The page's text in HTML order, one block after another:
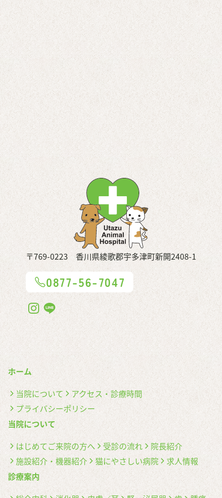
〒769-0223 香川県綾歌郡宇多津町新開2408-1
0877-56-7047
ホーム
当院について
アクセス・診療時間
プライバシーポリシー
当院について
はじめてご来院の方へ
受診の流れ
院長紹介
施設紹介・機器紹介
猫にやさしい病院
求人情報
診療案内